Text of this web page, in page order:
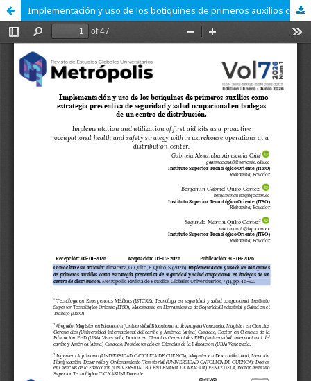
Implementación y uso de los botiquines de primeros auxilios como estrategia preventiva de seguridad y salud ocupacional en bodegas de un centro de distribución.